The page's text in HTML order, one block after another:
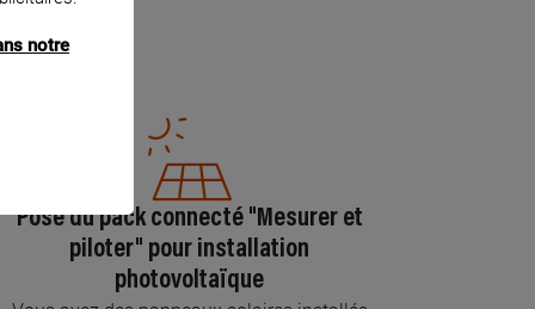
Pose du pack connecté "Mesurer et
piloter" pour installation
photovoltaïque
notre